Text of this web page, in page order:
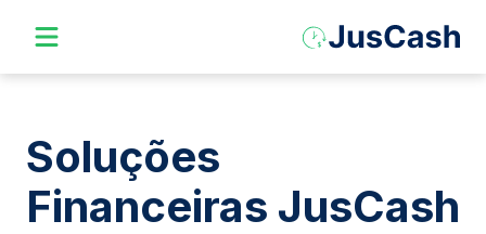
Soluções
Financeiras JusCash